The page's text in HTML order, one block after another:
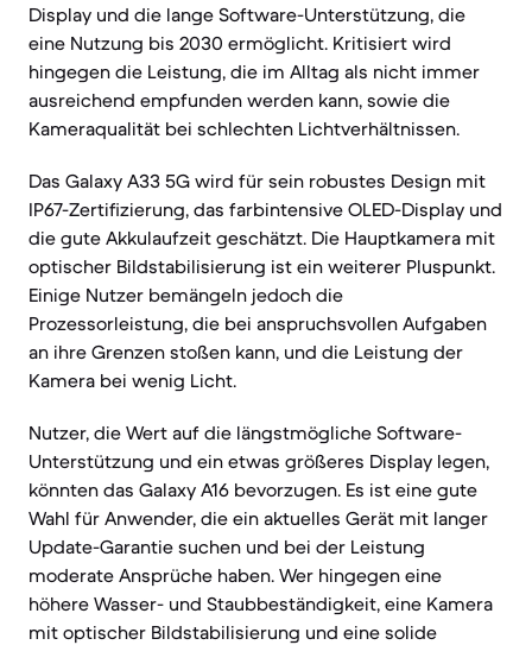
Display und die lange Software-Unterstützung, die
eine Nutzung bis 2030 ermöglicht. Kritisiert wird
hingegen die Leistung, die im Alltag als nicht immer
ausreichend empfunden werden kann, sowie die
Kameraqualität bei schlechten Lichtverhältnissen.
Das Galaxy A33 5G wird für sein robustes Design mit
IP67-Zertifizierung, das farbintensive OLED-Display und
die gute Akkulaufzeit geschätzt. Die Hauptkamera mit
optischer Bildstabilisierung ist ein weiterer Pluspunkt.
Einige Nutzer bemängeln jedoch die
Prozessorleistung, die bei anspruchsvollen Aufgaben
an ihre Grenzen stoßen kann, und die Leistung der
Kamera bei wenig Licht.
Nutzer, die Wert auf die längstmögliche Software-
Unterstützung und ein etwas größeres Display legen,
könnten das Galaxy A16 bevorzugen. Es ist eine gute
Wahl für Anwender, die ein aktuelles Gerät mit langer
Update-Garantie suchen und bei der Leistung
moderate Ansprüche haben. Wer hingegen eine
höhere Wasser- und Staubbeständigkeit, eine Kamera
mit optischer Bildstabilisierung und eine solide